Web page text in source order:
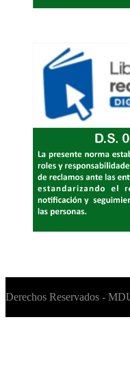
Derechos Reservados -